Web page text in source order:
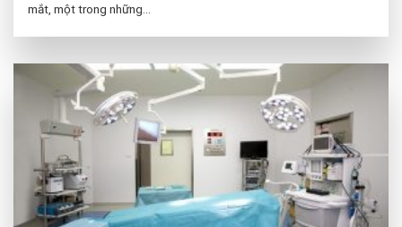
mắt, một trong những...